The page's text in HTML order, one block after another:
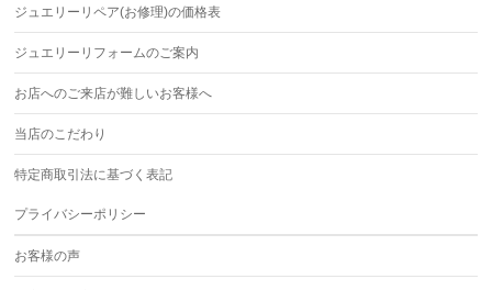
ジュエリーリペア(お修理)の価格表
ジュエリーリフォームのご案内
お店へのご来店が難しいお客様へ
当店のこだわり
特定商取引法に基づく表記
プライバシーポリシー
お客様の声